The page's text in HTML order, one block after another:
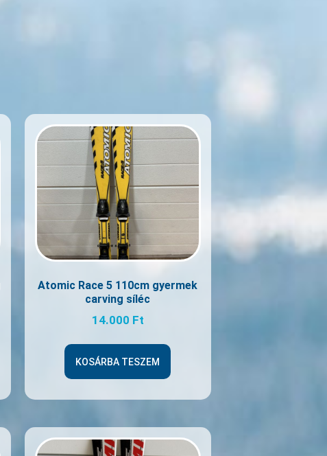
Atomic Race 5 110cm gyermek
carving síléc
14.000 Ft
KOSÁRBA TESZEM